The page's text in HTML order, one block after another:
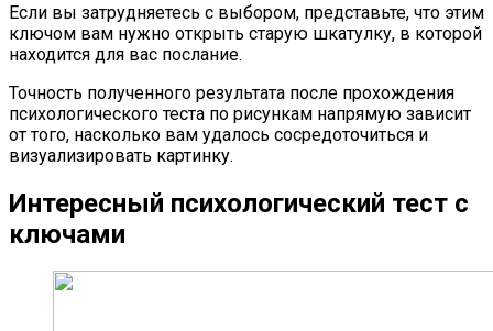
Если вы затрудняетесь с выбором, представьте, что этим
ключом вам нужно открыть старую шкатулку, в которой
находится для вас послание.
Точность полученного результата после прохождения
психологического теста по рисункам напрямую зависит
от того, насколько вам удалось сосредоточиться и
визуализировать картинку.
Интересный психологический тест с
ключами